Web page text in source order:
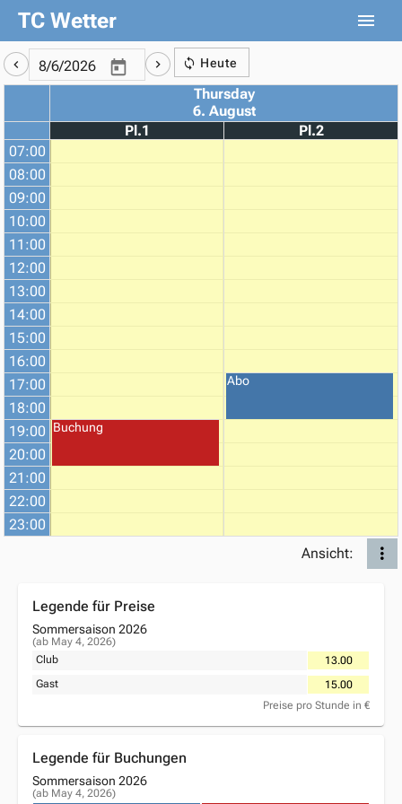
TC Wetter
Heute
Ansicht:
Thursday
6. August
Pl.1
Pl.2
07:00
08:00
09:00
10:00
11:00
12:00
13:00
14:00
15:00
16:00
17:00
18:00
19:00
20:00
21:00
22:00
23:00
Buchung
Abo
Legende für Preise
Sommersaison 2026
(ab May 4, 2026)
Club
13.00
Gast
15.00
Preise pro Stunde in €
Legende für Buchungen
Sommersaison 2026
(ab May 4, 2026)